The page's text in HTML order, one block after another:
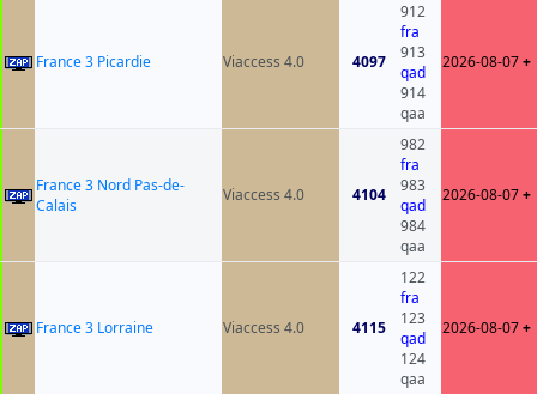
France 3 Picardie Viaccess 4.0 4097
912
fra
913
qad
914
qaa
2026-08-07+
France 3 Nord Pas-de-
Calais
Viaccess 4.0 4104
982
fra
983
qad
984
qaa
2026-08-07+
France 3 Lorraine Viaccess 4.0 4115
122
fra
123
qad
124
qaa
2026-08-07+